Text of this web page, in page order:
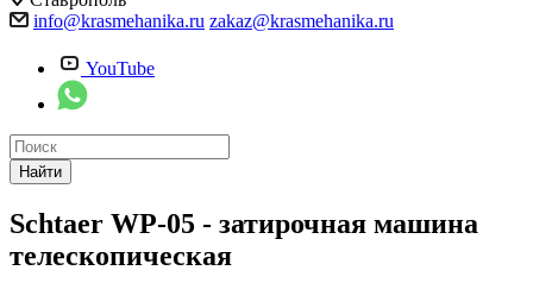
info@krasmehanika.ru zakaz@krasmehanika.ru
YouTube
Найти
Schtaer WP-05 - затирочная машина
телескопическая